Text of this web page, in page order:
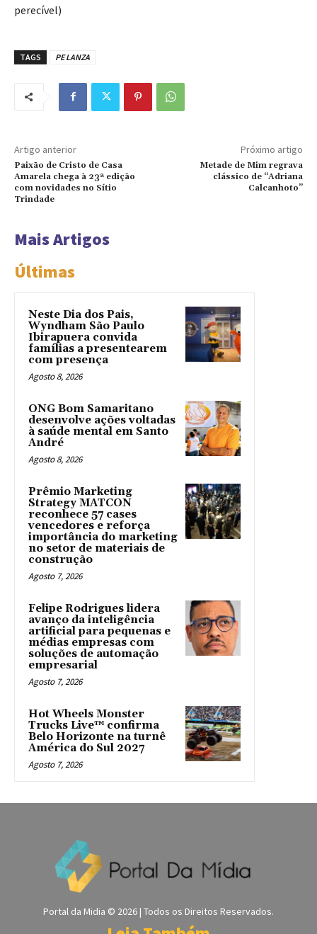
perecível)
TAGS PE LANZA
Artigo anterior
Paixão de Cristo de Casa
Amarela chega à 23ª edição
com novidades no Sítio
Trindade
Próximo artigo
Metade de Mim regrava
clássico de “Adriana
Calcanhoto”
Mais Artigos
Últimas
Neste Dia dos Pais,
Wyndham São Paulo
Ibirapuera convida
famílias a presentearem
com presença
Agosto 8, 2026
ONG Bom Samaritano
desenvolve ações voltadas
à saúde mental em Santo
André
Agosto 8, 2026
Prêmio Marketing
Strategy MATCON
reconhece 57 cases
vencedores e reforça
importância do marketing
no setor de materiais de
construção
Agosto 7, 2026
Felipe Rodrigues lidera
avanço da inteligência
artificial para pequenas e
médias empresas com
soluções de automação
empresarial
Agosto 7, 2026
Hot Wheels Monster
Trucks Live™ confirma
Belo Horizonte na turnê
América do Sul 2027
Agosto 7, 2026
Portal da Midia © 2026 | Todos os Direitos Reservados.